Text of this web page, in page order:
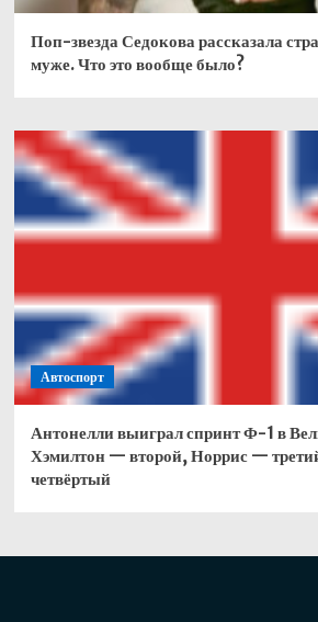
Поп-звезда Седокова рассказала
муже. Что это вообще было?
Автоспорт
Антонелли выиграл спринт Ф-1 в
Хэмилтон — второй, Норрис —
четвёртый